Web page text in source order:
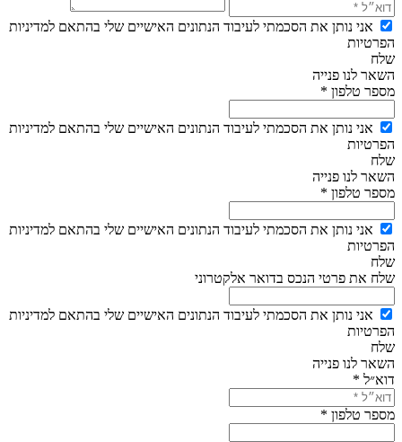
אני נותן את הסכמתי לעיבוד הנתונים האישיים שלי בהתאם למדיניות
הפרטיות
שלח
השאר לנו פנייה
מספר טלפון *
אני נותן את הסכמתי לעיבוד הנתונים האישיים שלי בהתאם למדיניות
הפרטיות
שלח
השאר לנו פנייה
מספר טלפון *
אני נותן את הסכמתי לעיבוד הנתונים האישיים שלי בהתאם למדיניות
הפרטיות
שלח
שלח את פרטי הנכס בדואר אלקטרוני
אני נותן את הסכמתי לעיבוד הנתונים האישיים שלי בהתאם למדיניות
הפרטיות
שלח
השאר לנו פנייה
דוא״ל *
מספר טלפון *